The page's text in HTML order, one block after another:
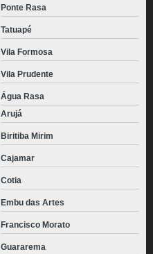
Ponte Rasa
Tatuapé
Vila Formosa
Vila Prudente
Água Rasa
Arujá
Biritiba Mirim
Cajamar
Cotia
Embu das Artes
Francisco Morato
Guararema